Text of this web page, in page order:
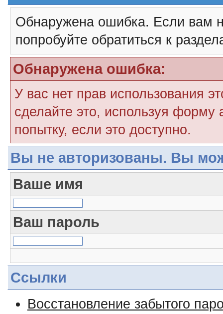
Обнаружена ошибка. Если вам
попробуйте обратиться к
Обнаружена ошибка:
У вас нет прав использования
сделайте это, используя форму
попытку, если это доступно.
Вы не авторизованы. Вы
Ваше имя
Ваш пароль
Ссылки
Восстановление забытого